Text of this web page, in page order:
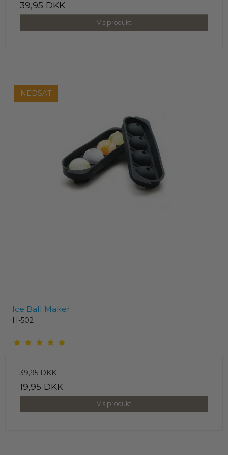
39,95 DKK
Vis produkt
NEDSAT
Ice Ball Maker
H-502
39,95 DKK
19,95 DKK
Vis produkt